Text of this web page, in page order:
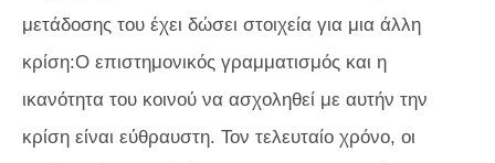
μετάδοσης του έχει δώσει στοιχεία για μια άλλη
κρίση:Ο επιστημονικός γραμματισμός και η
ικανότητα του κοινού να ασχοληθεί με αυτήν την
κρίση είναι εύθραυστη. Τον τελευταίο χρόνο, οι